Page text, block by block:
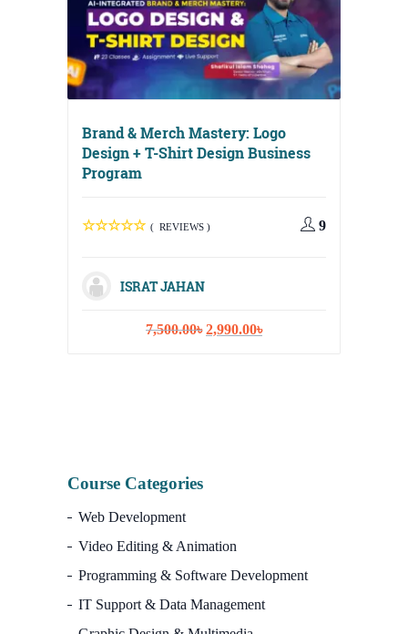
Brand & Merch Mastery: Logo
Design + T-Shirt Design Business
Program
( REVIEWS ) 9
ISRAT JAHAN
7,500.00৳ Original
2,990.00৳Current
Course Categories
Web Development
Video Editing & Animation
Programming & Software Development
IT Support & Data Management